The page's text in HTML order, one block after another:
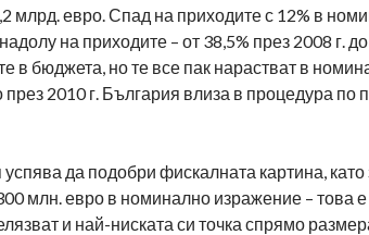
млрд. евро. Спад на приходите с 12% в
на приходите – от 38,5% през 2008 г.
в бюджета, но те все пак нарастват в
през 2010 г. България влиза в процедура
да подобри фискалната картина,
млн. евро в номинално изражение – това
и най-ниската си точка спрямо